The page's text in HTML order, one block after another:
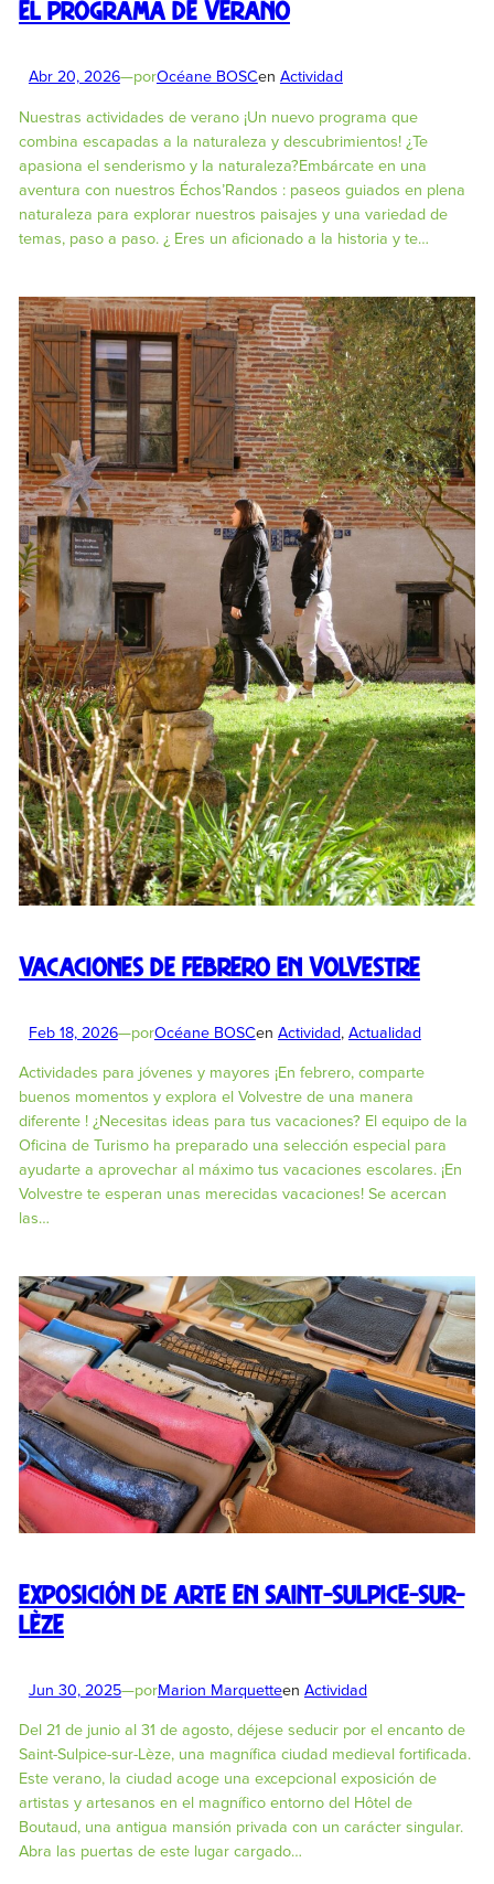
El programa de verano
Abr 20, 2026—porOcéane BOSCen Actividad
Nuestras actividades de verano ¡Un nuevo programa que
combina escapadas a la naturaleza y descubrimientos! ¿Te
apasiona el senderismo y la naturaleza?Embárcate en una
aventura con nuestros Échos’Randos : paseos guiados en plena
naturaleza para explorar nuestros paisajes y una variedad de
temas, paso a paso. ¿ Eres un aficionado a la historia y te…
Vacaciones de febrero en Volvestre
Feb 18, 2026—porOcéane BOSCen Actividad, Actualidad
Actividades para jóvenes y mayores ¡En febrero, comparte
buenos momentos y explora el Volvestre de una manera
diferente ! ¿Necesitas ideas para tus vacaciones? El equipo de la
Oficina de Turismo ha preparado una selección especial para
ayudarte a aprovechar al máximo tus vacaciones escolares. ¡En
Volvestre te esperan unas merecidas vacaciones! Se acercan
las…
Exposición de arte en Saint-Sulpice-sur-
Lèze
Jun 30, 2025—porMarion Marquetteen Actividad
Del 21 de junio al 31 de agosto, déjese seducir por el encanto de
Saint-Sulpice-sur-Lèze, una magnífica ciudad medieval fortificada.
Este verano, la ciudad acoge una excepcional exposición de
artistas y artesanos en el magnífico entorno del Hôtel de
Boutaud, una antigua mansión privada con un carácter singular.
Abra las puertas de este lugar cargado…